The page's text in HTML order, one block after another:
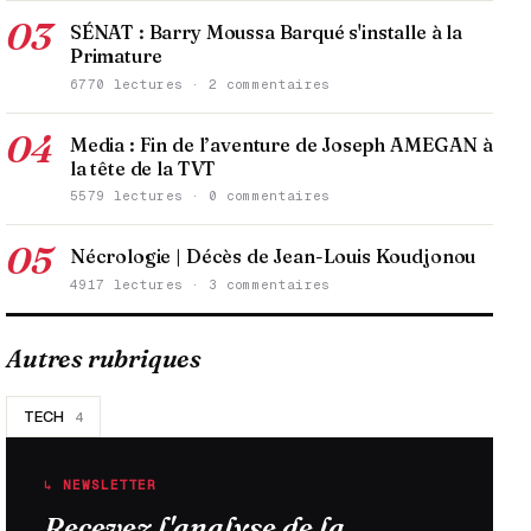
03
SÉNAT : Barry Moussa Barqué s'installe à la
Primature
6770 lectures · 2 commentaires
04
Media : Fin de l’aventure de Joseph AMEGAN à
la tête de la TVT
5579 lectures · 0 commentaires
05 Nécrologie | Décès de Jean-Louis Koudjonou
4917 lectures · 3 commentaires
Autres rubriques
TECH 4
↳ NEWSLETTER